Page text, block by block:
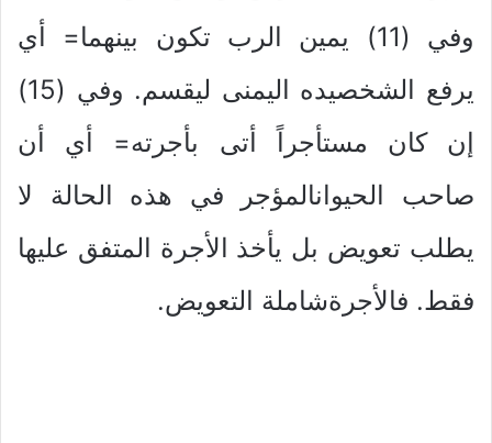
وفي (11) يمين الرب تكون بينهما= أي
يرفع الشخصيده اليمنى ليقسم. وفي (15)
إن كان مستأجراً أتى بأجرته= أي أن
صاحب الحيوانالمؤجر في هذه الحالة لا
يطلب تعويض بل يأخذ الأجرة المتفق عليها
فقط. فالأجرةشاملة التعويض.